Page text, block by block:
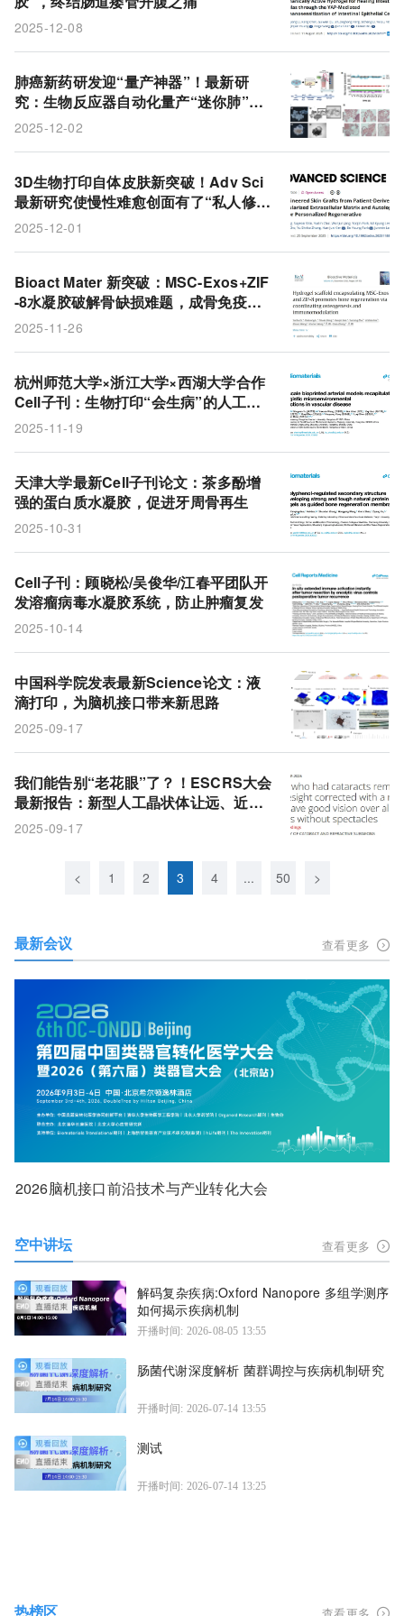
2025-12-08
肺癌新药研发迎“量产神器”！最新研
究：生物反应器自动化量产“迷你肺”，
精准试药不用等
2025-12-02
3D生物打印自体皮肤新突破！Adv Sci
最新研究使慢性难愈创面有了“私人修复
方案”
2025-12-01
Bioact Mater 新突破：MSC-Exos+ZIF
-8水凝胶破解骨缺损难题，成骨免疫双
调控显实效
2025-11-26
杭州师范大学×浙江大学×西湖大学合作
Cell子刊：生物打印“会生病”的人工动
脉
2025-11-19
天津大学最新Cell子刊论文：茶多酚增
强的蛋白质水凝胶，促进牙周骨再生
2025-10-31
Cell子刊：顾晓松/吴俊华/江春平团队开
发溶瘤病毒水凝胶系统，防止肿瘤复发
2025-10-14
中国科学院发表最新Science论文：液
滴打印，为脑机接口带来新思路
2025-09-17
我们能告别“老花眼”了？！ESCRS大会
最新报告：新型人工晶状体让远、近视
者实现“全距离高清自由”
2025-09-17
< 1 2 3 4 ... 50 >
最新会议 查看更多
2026脑机接口前沿技术与产业转化大会
空中讲坛 查看更多
解码复杂疾病:Oxford Nanopore 多组学测序
如何揭示疾病机制
开播时间: 2026-08-05 13:55
肠菌代谢深度解析 菌群调控与疾病机制研究
开播时间: 2026-07-14 13:55
测试
开播时间: 2026-07-14 13:25
热榜区